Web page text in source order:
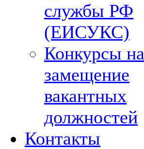
службы РФ
(ЕИСУКС)
Конкурсы на
замещение
вакантных
должностей
Контакты